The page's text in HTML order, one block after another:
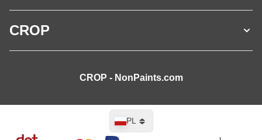
CROP
CROP - NonPaints.com
PL